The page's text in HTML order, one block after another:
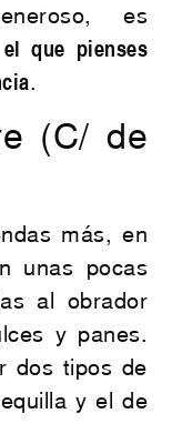
es
que pienses
.
(C/ de
más, en
unas pocas
al obrador
y panes.
dos tipos de
y el de